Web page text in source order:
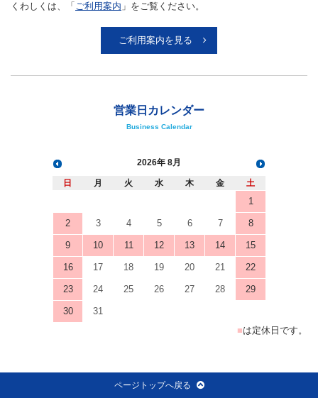
くわしくは、「 ご利用案内 」をご覧ください。
ご利用案内を見る
営業日カレンダー
Business Calendar
2026 8月
日 月 火 水 木 金 土
1
2 3 4 5 6 7 8
9 10 11 12 13 14 15
16 17 18 19 20 21 22
23 24 25 26 27 28 29
30
31
■は定休日です。
ページトップへ戻る